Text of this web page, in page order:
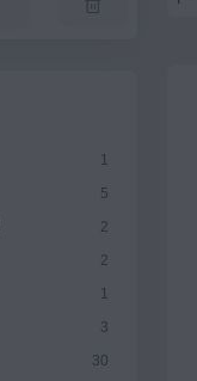
1
5
2
2
1
3
30